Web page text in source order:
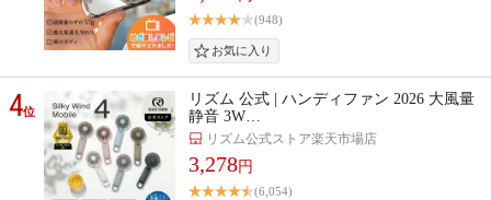
(948)
4位
リズム 公式 | ハンディファン 2026 大風量
静音 3W…
リズム公式ストア楽天市場店
3,278円
(6,054)